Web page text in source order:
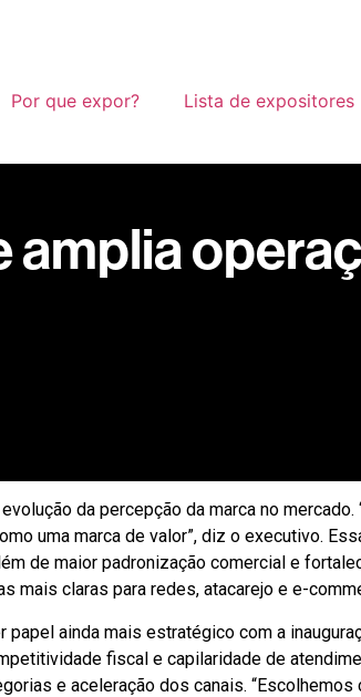
Por que expor? Lista de expositores
amplia
da percepção da marca no
uma marca de valor”, diz o executivo.
de maior padronização comercial e
mais claras para redes, atacarejo e e-
ainda mais estratégico com a
fiscal e capilaridade de
e aceleração dos canais.